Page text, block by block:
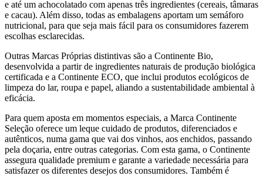
e até um achocolatado com apenas três ingredientes (cereais, tâmaras
e cacau). Além disso, todas as embalagens aportam um semáforo
nutricional, para que seja mais fácil para os consumidores fazerem
escolhas esclarecidas.
Outras Marcas Próprias distintivas são a Continente Bio,
desenvolvida a partir de ingredientes naturais de produção biológica
certificada e a Continente ECO, que inclui produtos ecológicos de
limpeza do lar, roupa e papel, aliando a sustentabilidade ambiental à
eficácia.
Para quem aposta em momentos especiais, a Marca Continente
Seleção oferece um leque cuidado de produtos, diferenciados e
autênticos, numa gama que vai dos vinhos, aos enchidos, passando
pela doçaria, entre outras categorias. Com esta gama, o Continente
assegura qualidade premium e garante a variedade necessária para
satisfazer os diferentes desejos dos consumidores. Também é